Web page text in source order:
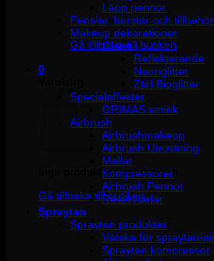
Inga produkter i varukorgen.
Gå tillbaka till butiken
0
Inga produkter i varukorgen.
Gå tillbaka till butiken
Läpp pennor
Penslar, borstar och tillbehör
Makeup dekorationer
Glitter
Reflekterande
Neonglitter
Ztirl Bioglitter
Specialeffekter
GRIMAS smink
Airbrush
Airbrushmakeup
Airbrush Utrustning
Mallar
Kompressorer
Airbrush Pennor
Reservdelar
Spraytan
Spraytan produkter
Vätska för spraytan/
Spraytan kompressor